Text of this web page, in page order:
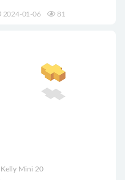
2024-01-06 81
Kelly Mini 20